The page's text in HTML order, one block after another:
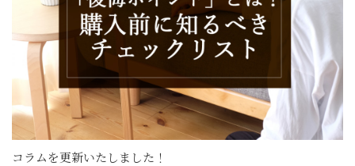
コラムを更新いたしました！